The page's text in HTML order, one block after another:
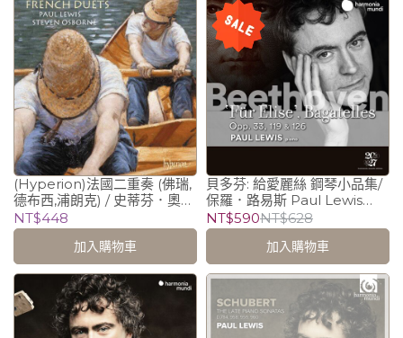
(Hyperion)法國二重奏 (佛瑞,
德布西,浦朗克) / 史蒂芬．奧斯
朋 Steven Osborne
(piano)、保羅．路易斯 Paul
Lewis (piano)
NT$448
加入購物車
貝多芬: 給愛麗絲 鋼琴小品集/
保羅．路易斯 Paul Lewis
(piano)
NT$590NT$628
加入購物車